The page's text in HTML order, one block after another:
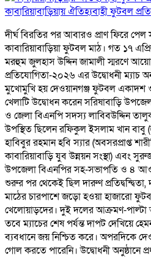
কাবারিয়াবাড়িয়ায় ঐতিহ্যবাহী ফুটবল
দীর্ঘ বিরতির পর আবারও প্রাণ ফিরে পেল
কাবারিয়াবাড়িয়া ফুটবল মাঠ। গত ১৭
মরহুম জুলহাস উদ্দিন জামালী স্মরণে
প্রতিযোগিতা-২০২৬ এর উদ্বোধনী ম্যাচ
মুখোমুখি হয় দেওয়ানগঞ্জ ফুটবল
খেলাটি উদ্বোধন করেন সরিষাবাড়ি
ও জেলা বিএনপি সদস্য লাবিবউদ্দিন
উপস্থিত ছিলেন রফিকুল ইসলাম খান বাবু
হাবিবুর রহমান হবি স্যার (অবসরপ্রাপ্ত
কাবারিয়াবাড়ি যুব উন্নয়ন সংস্থা) এবং
উপজেলা বিএনপির সহ-সভাপতি ও ৪
শুরুর পর থেকেই ছিল দারুণ
মাঠের চারপাশে জড়ো হওয়া হাজারো
খেলোয়াড়দের। দুই দলের আক্রমণ-
তবে ম্যাচের শেষ পর্যন্ত দাপট
ব্যবধানে জয় নিশ্চিত করে। অপরদিকে
গোল করতে পারেনি। উদ্বোধনী অনুষ্ঠানে